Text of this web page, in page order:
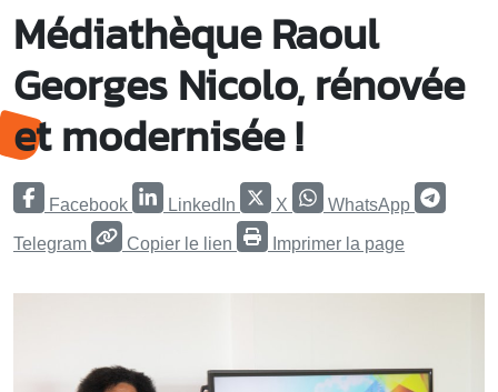
Médiathèque Raoul
Georges Nicolo, rénovée
et modernisée !
Facebook LinkedIn X WhatsApp
Telegram Copier le lien Imprimer la page